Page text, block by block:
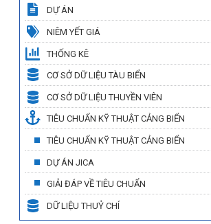
DỰ ÁN
NIÊM YẾT GIÁ
THỐNG KÊ
CƠ SỞ DỮ LIỆU TÀU BIỂN
CƠ SỞ DỮ LIỆU THUYỀN VIÊN
TIÊU CHUẨN KỸ THUẬT CẢNG BIỂN
TIÊU CHUẨN KỸ THUẬT CẢNG BIỂN
DỰ ÁN JICA
GIẢI ĐÁP VỀ TIÊU CHUẨN
DỮ LIỆU THUỶ CHÍ